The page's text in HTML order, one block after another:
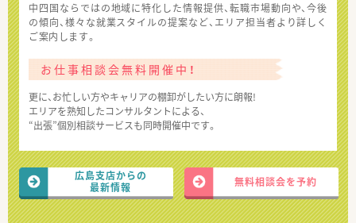
中四国ならではの地域に特化した情報提供、転職市場動向や、今後
の傾向、様々な就業スタイルの提案など、エリア担当者より詳しく
ご案内します。
お仕事相談会無料開催中！
更に、お忙しい方やキャリアの棚卸がしたい方に朗報!
エリアを熟知したコンサルタントによる、
“出張”個別相談サービスも同時開催中です。
広島支店からの
最新情報
無料相談会を予約